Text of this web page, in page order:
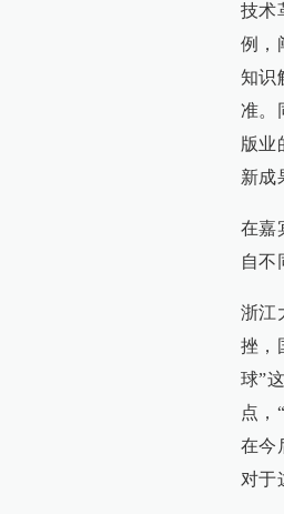
技术
例，
知识
准。
版业
新成
在嘉
自不
浙江
挫，
球”
点，
在今
对于